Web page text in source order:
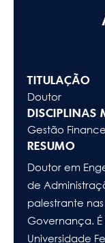
TITULAÇÃO
Doutor
DISCIPLINAS
Gestão
RESUMO
Doutor em
de
palestrante
Governança.
Universidade